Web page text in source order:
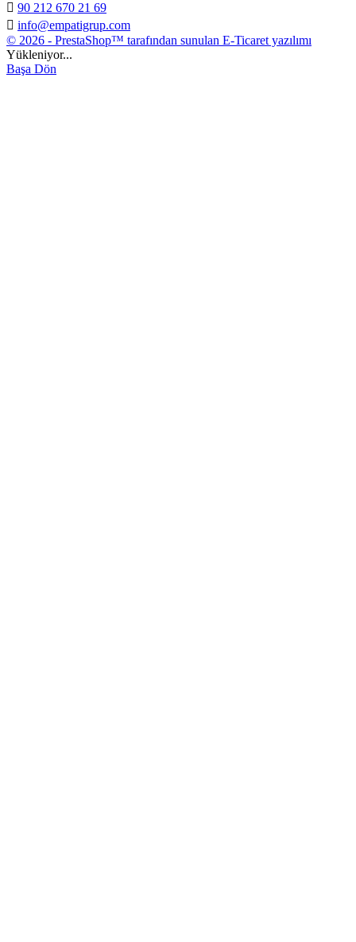
 90 212 670 21 69
 info@empatigrup.com
© 2026 - PrestaShop™ tarafından sunulan E-Ticaret yazılımı
Yükleniyor...
Başa Dön